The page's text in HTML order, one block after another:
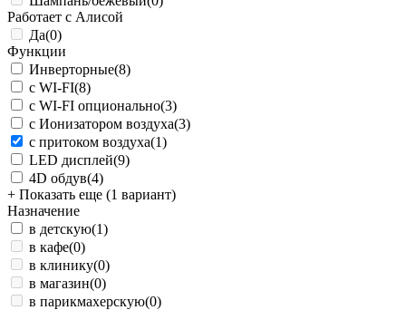
Работает с Алисой
Да(0)
Функции
Инверторные(8)
с WI-FI(8)
с WI-FI опционально(3)
с Ионизатором воздуха(3)
с притоком воздуха(1)
LED дисплей(9)
4D обдув(4)
+ Показать еще (1 вариант)
Назначение
в детскую(1)
в кафе(0)
в клинику(0)
в магазин(0)
в парикмахерскую(0)